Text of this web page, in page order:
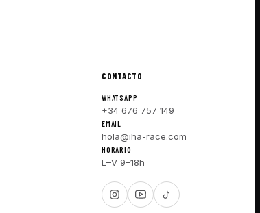
CONTACTO
WHATSAPP
+34 676 757 149
EMAIL
hola@iha-race.com
HORARIO
L–V 9–18h